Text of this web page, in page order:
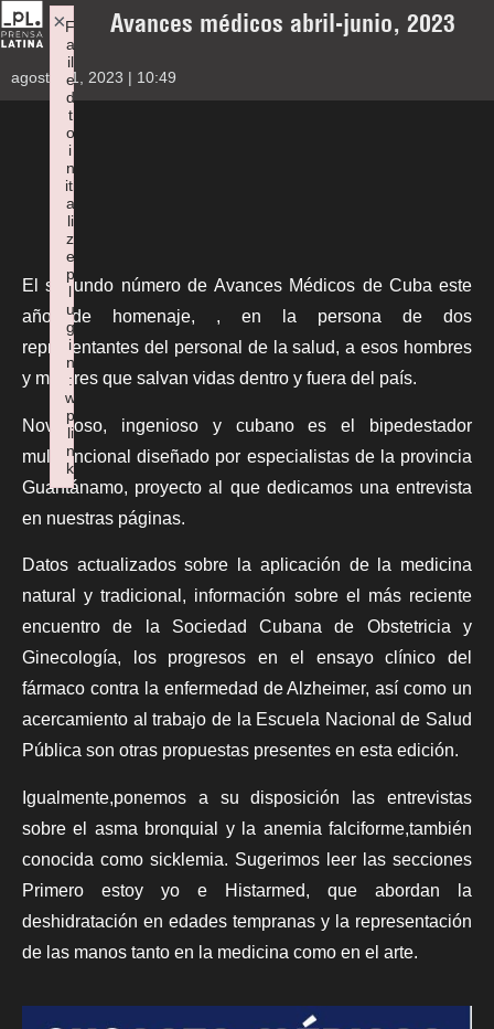
Avances médicos abril-junio, 2023
agosto 11, 2023 | 10:49
El segundo número de Avances Médicos de Cuba este
añorinde homenaje, , en la persona de dos
representantes del personal de la salud, a esos hombres
y mujeres que salvan vidas dentro y fuera del país.
Novedoso, ingenioso y cubano es el bipedestador
multifuncional diseñado por especialistas de la provincia
Guantánamo, proyecto al que dedicamos una entrevista
en nuestras páginas.
Datos actualizados sobre la aplicación de la medicina
natural y tradicional, información sobre el más reciente
encuentro de la Sociedad Cubana de Obstetricia y
Ginecología, los progresos en el ensayo clínico del
fármaco contra la enfermedad de Alzheimer, así como un
acercamiento al trabajo de la Escuela Nacional de Salud
Pública son otras propuestas presentes en esta edición.
Igualmente,ponemos a su disposición las entrevistas
sobre el asma bronquial y la anemia falciforme,también
conocida como sicklemia. Sugerimos leer las secciones
Primero estoy yo e Histarmed, que abordan la
deshidratación en edades tempranas y la representación
de las manos tanto en la medicina como en el arte.
F
a
il
e
d
t
o
i
n
iti
a
li
z
e
p
l
u
g
i
n
:
w
p
li
n
k
×
Failed to initialize plugin: wplink